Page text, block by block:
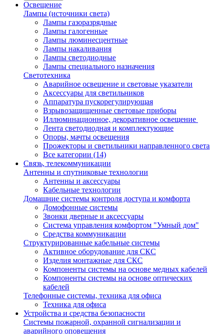
Освещение
Лампы (источники света)
Лампы газоразрядные
Лампы галогенные
Лампы люминесцентные
Лампы накаливания
Лампы светодиодные
Лампы специального назначения
Светотехника
Аварийное освещение и световые указатели
Аксессуары для светильников
Аппаратура пускорегулирующая
Взрывозащищенные световые приборы
Иллюминационное, декоративное освещение
Лента светодиодная и комплектующие
Опоры, мачты освещения
Прожекторы и светильники направленного света
Все категории (14)
Связь, телекоммуникации
Антенны и спутниковые технологии
Антенны и аксессуары
Кабельные технологии
Домашние системы контроля доступа и комфорта
Домофонные системы
Звонки дверные и аксессуары
Система управления комфортом "Умный дом"
Средства коммуникации
Структурированные кабельные системы
Активное оборудование для СКС
Изделия монтажные для СКС
Компоненты системы на основе медных кабелей
Компоненты системы на основе оптических
кабелей
Телефонные системы, техника для офиса
Техника для офиса
Устройства и средства безопасности
Системы пожарной, охранной сигнализации и
аварийного оповещения